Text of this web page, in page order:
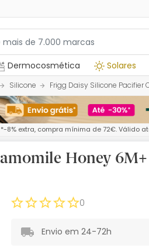
Dermocosmética Solares
Silicone Frigg Daisy Silicone Pacifier
*-8% extra, compra mínima de 72€. Válido
Honey
0
Envio em 24-72h